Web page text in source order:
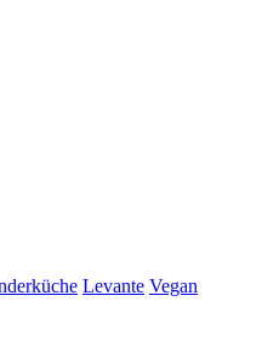
Levante Vegan